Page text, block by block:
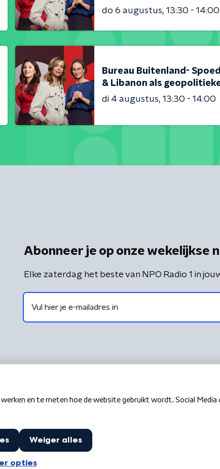
do 6 augustus 13:30 - 14:00
Bureau Buitenland-
& Libanon als
di 4 augustus 13:30 - 14:00
Abonneer je op onze wekelijkse
Elke zaterdag het beste van NPO Radio 1 in